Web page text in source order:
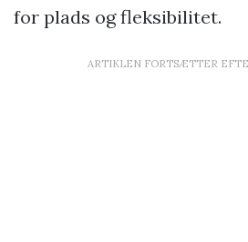
for plads og fleksibilitet.
ARTIKLEN FORTSÆTTER